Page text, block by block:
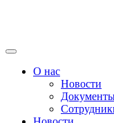
О нас
Новости